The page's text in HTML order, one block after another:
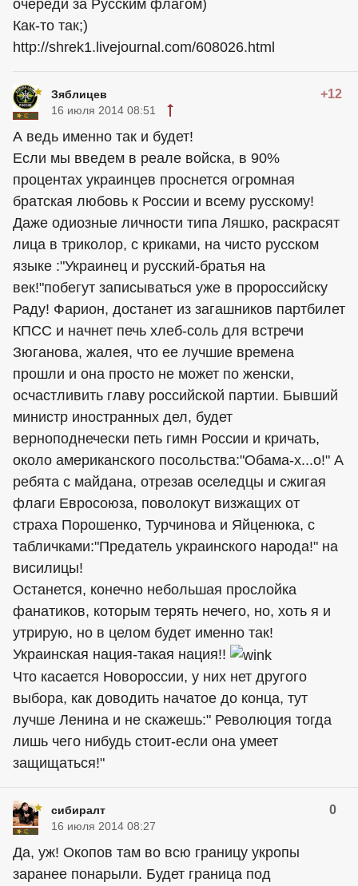
очереди за Русским флагом)
Как-то так;)
http://shrek1.livejournal.com/608026.html
Зяблицев +12
16 июля 2014 08:51
А ведь именно так и будет!
Если мы введем в реале войска, в 90%
процентах украинцев проснется огромная
братская любовь к России и всему русскому!
Даже одиозные личности типа Ляшко, раскрасят
лица в триколор, с криками, на чисто русском
языке :"Украинец и русский-братья на
век!"побегут записываться уже в пророссийску
Раду! Фарион, достанет из загашников партбилет
КПСС и начнет печь хлеб-соль для встречи
Зюганова, жалея, что ее лучшие времена
прошли и она просто не может по женски,
осчастливить главу российской партии. Бывший
министр иностранных дел, будет
верноподнечески петь гимн России и кричать,
около американского посольства:"Обама-х...о!" А
ребята с майдана, отрезав оселедцы и сжигая
флаги Евросоюза, поволокут визжащих от
страха Порошенко, Турчинова и Яйценюка, с
табличками:"Предатель украинского народа!" на
висилицы!
Останется, конечно небольшая прослойка
фанатиков, которым терять нечего, но, хоть я и
утрирую, но в целом будет именно так!
Украинская нация-такая нация!!
Что касается Новороссии, у них нет другого
выбора, как доводить начатое до конца, тут
лучше Ленина и не скажешь:" Революция тогда
лишь чего нибудь стоит-если она умеет
защищаться!"
сибиралт 0
16 июля 2014 08:27
Да, уж! Окопов там во всю границу укропы
заранее понарыли. Будет граница под